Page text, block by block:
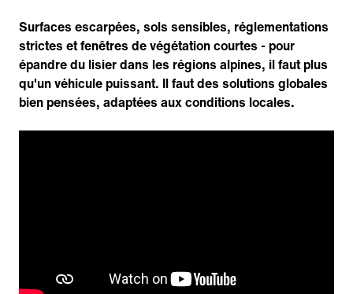
Surfaces escarpées, sols sensibles, réglementations
strictes et fenêtres de végétation courtes - pour
épandre du lisier dans les régions alpines, il faut plus
qu'un véhicule puissant. Il faut des solutions globales
bien pensées, adaptées aux conditions locales.